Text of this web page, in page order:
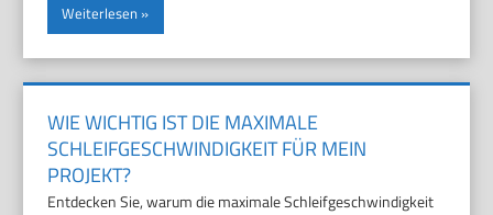
Weiterlesen
WIE WICHTIG IST DIE MAXIMALE
SCHLEIFGESCHWINDIGKEIT FÜR MEIN
PROJEKT?
Entdecken Sie, warum die maximale Schleifgeschwindigkeit